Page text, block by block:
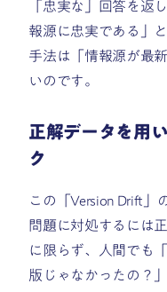
「忠実な」回答を返
報源に忠実である」
手法は「情報源が最
いのです。
正解データを用
ク
この「Version Drift」
問題に対処するには
に限らず、人間でも
版じゃなかったの？